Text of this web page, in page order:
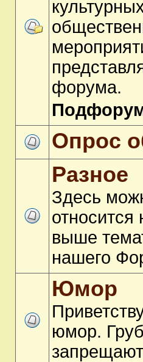
форума.
Опрос
Разное
Здесь
выше
нашего
Юмор
юмор.